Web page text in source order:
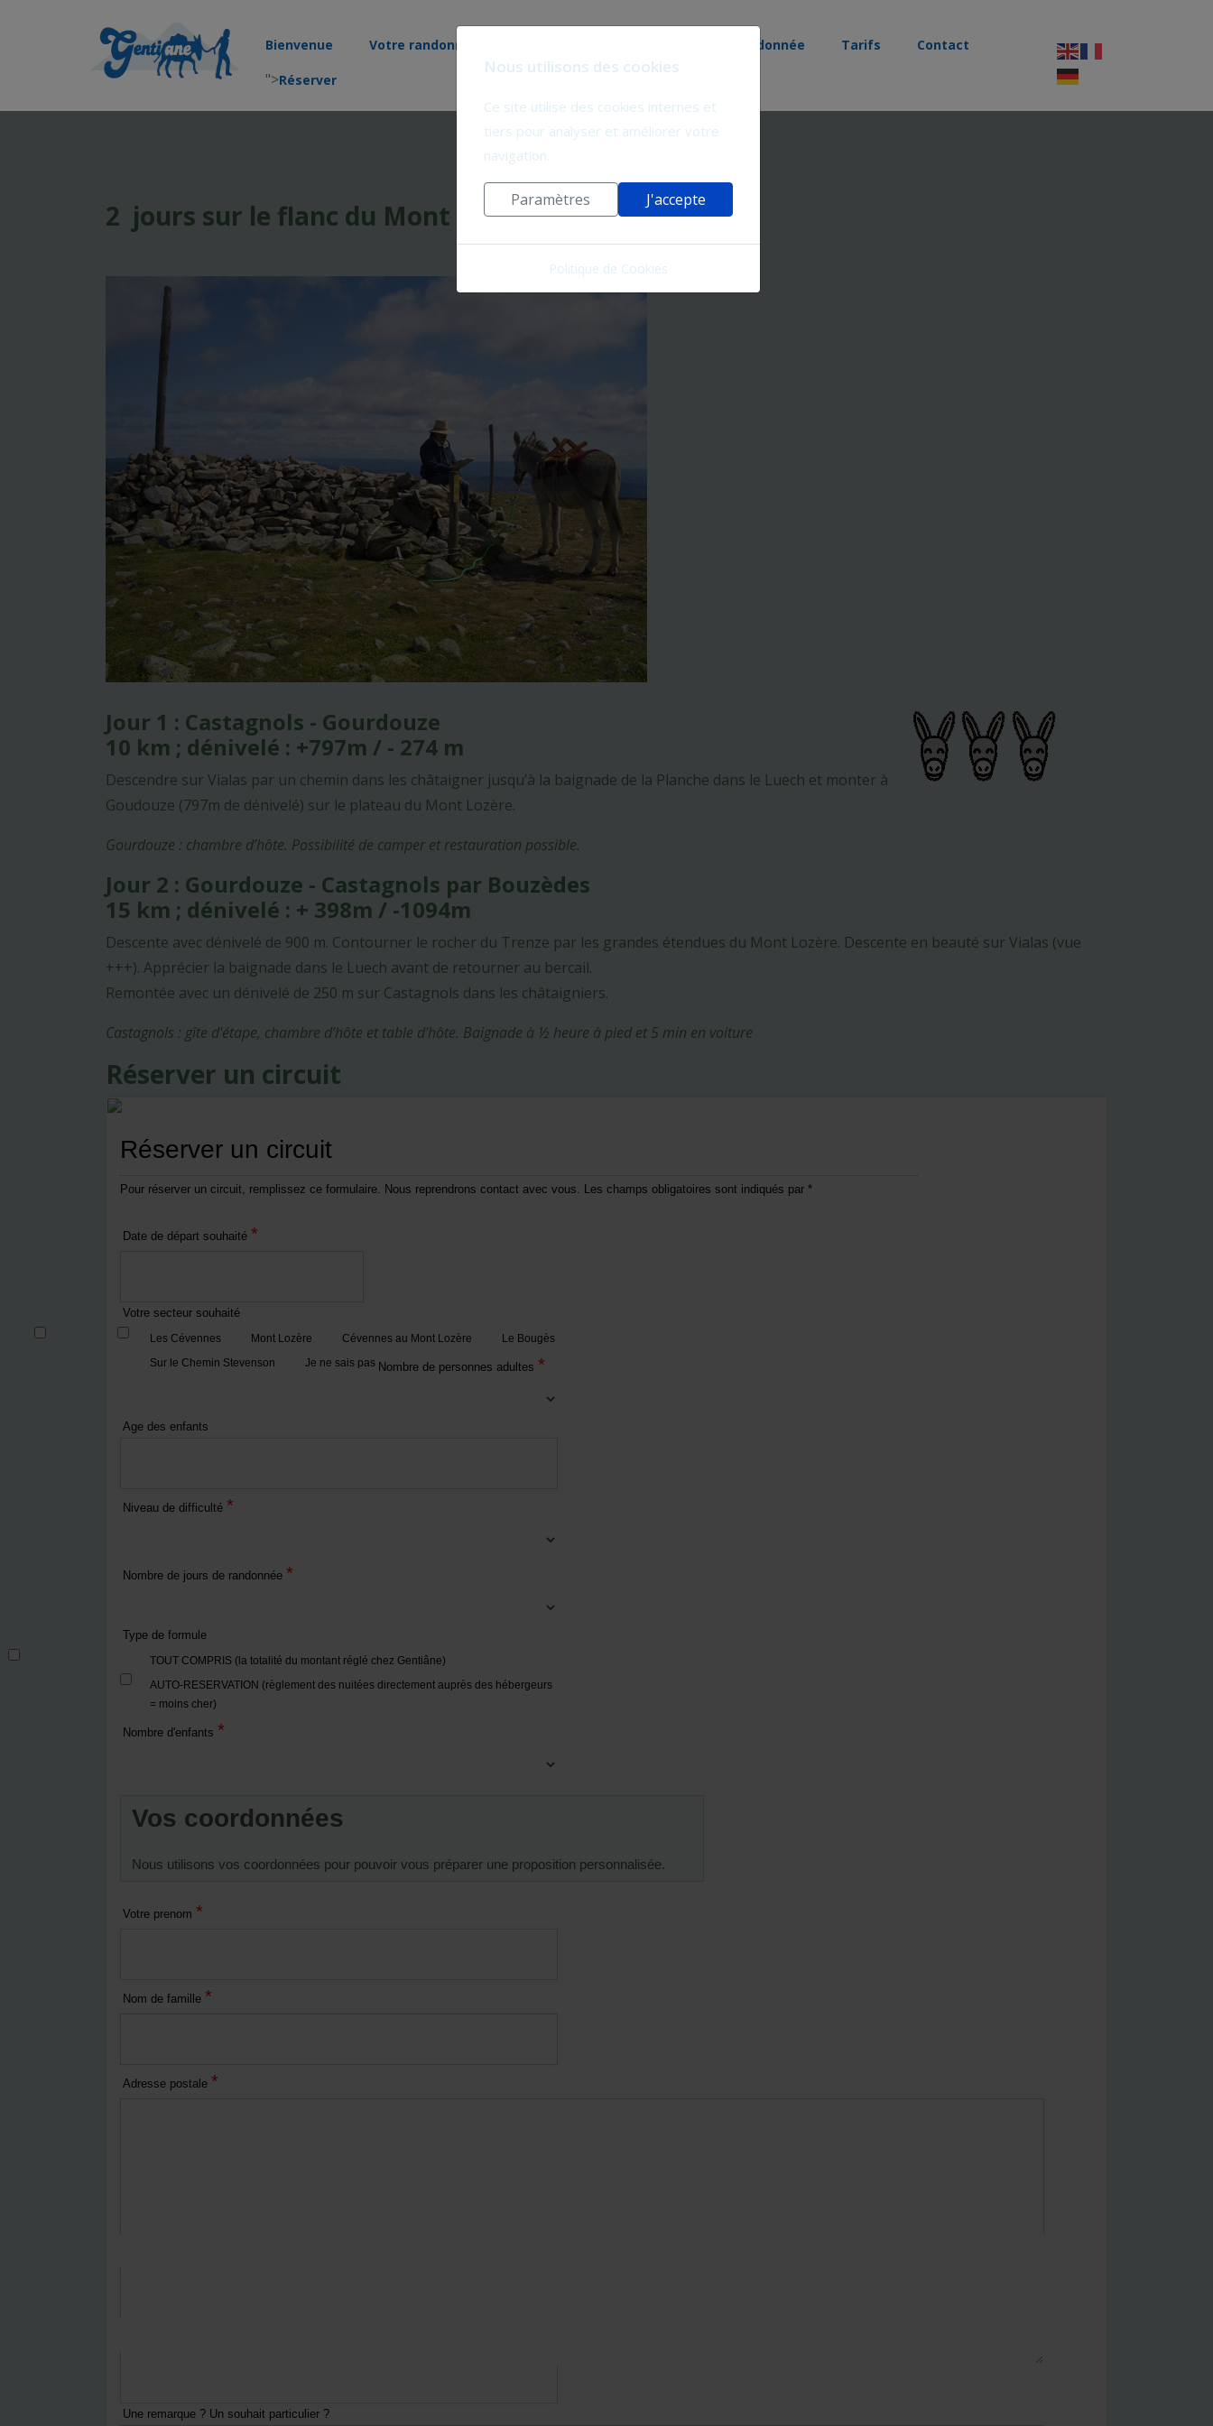
Bienvenue Votre randonnée Territoire de randonnée Tarifs Contact
">Réserver
2 jours sur le flanc du Mont Lozère
Jour 1 : Castagnols - Gourdouze
10 km ; dénivelé : +797m / - 274 m
Descendre sur Vialas par un chemin dans les châtaigner jusqu’à la baignade de la Planche dans le Luech et monter à
Goudouze (797m de dénivelé) sur le plateau du Mont Lozère.
Gourdouze : chambre d’hôte. Possibilité de camper et restauration possible.
Jour 2 : Gourdouze - Castagnols par Bouzèdes
15 km ; dénivelé : + 398m / -1094m
Descente avec dénivelé de 900 m. Contourner le rocher du Trenze par les grandes étendues du Mont Lozère. Descente en beauté sur Vialas (vue
+++). Apprécier la baignade dans le Luech avant de retourner au bercail.
Remontée avec un dénivelé de 250 m sur Castagnols dans les châtaigniers.
Castagnols : gîte d'étape, chambre d’hôte et table d'hôte. Baignade à ½ heure à pied et 5 min en voiture
Réserver un circuit
Réserver un circuit
Pour réserver un circuit, remplissez ce formulaire. Nous reprendrons contact avec vous. Les champs obligatoires sont indiqués par *
Date de départ souhaité *
Votre secteur souhaité
Les Cévennes Mont Lozère Cévennes au Mont Lozère
Le Bougès
Sur le Chemin Stevenson
Je ne sais pas Nombre de personnes adultes *
Age des enfants
Niveau de difficulté *
Nombre de jours de randonnée *
Type de formule
TOUT COMPRIS (la totalité du montant réglé chez Gentiâne)
AUTO-RESERVATION (règlement des nuitées directement auprès des hébergeurs
= moins cher)
Nombre d'enfants *
Vos coordonnées
Nous utilisons vos coordonnées pour pouvoir vous préparer une proposition personnalisée.
Votre prenom *
Nom de famille *
Adresse postale *
Une remarque ? Un souhait particulier ?
Nous utilisons des cookies
Ce site utilise des cookies internes et
tiers pour analyser et améliorer votre
navigation.
Paramètres J'accepte
Politique de Cookies